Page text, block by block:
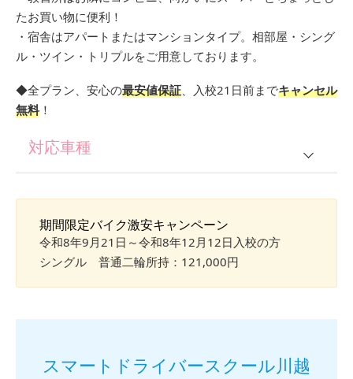
たお買い物に便利！
・宿舎はアパートまたはマンションタイプ。相部屋・シング
ル・ツイン・トリプルをご用意しております。
◆全プラン、安心の最安値保証、入校21日前までキャンセル
無料 ！
対応車種
普通2輪
大型2輪
大型一種
期間限定バイク激安キャンペーン
令和8年9月21日～令和8年12月12日入校の方
シングル 普通二輪所持：121,000円
スマートドライバースクール川越